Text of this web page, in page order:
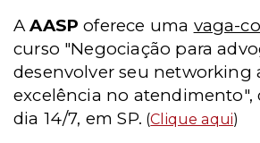
AAASP oferece uma vaga-
curso "Negociação para
desenvolver seu networking
excelência no atendimento",
dia 14/7, em SP. (Clique aqui)